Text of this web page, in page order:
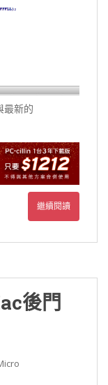
最新的
繼續閱讀
後門